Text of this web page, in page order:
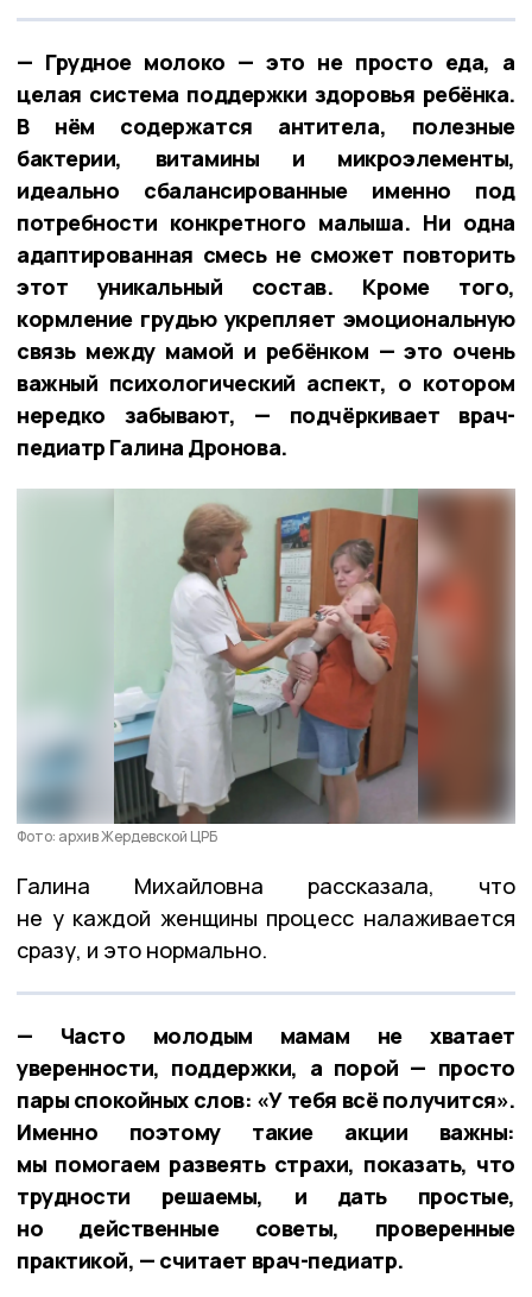
— Грудное молоко — это не просто еда, а
целая система поддержки здоровья ребёнка.
В нём содержатся антитела, полезные
бактерии, витамины и микроэлементы,
идеально сбалансированные именно под
потребности конкретного малыша. Ни одна
адаптированная смесь не сможет повторить
этот уникальный состав. Кроме того,
кормление грудью укрепляет эмоциональную
связь между мамой и ребёнком — это очень
важный психологический аспект, о котором
нередко забывают, — подчёркивает врач-
педиатр Галина Дронова.
Фото: архив Жердевской ЦРБ
Галина Михайловна рассказала, что
не у каждой женщины процесс налаживается
сразу, и это нормально.
— Часто молодым мамам не хватает
уверенности, поддержки, а порой — просто
пары спокойных слов: «У тебя всё получится».
Именно поэтому такие акции важны:
мы помогаем развеять страхи, показать, что
трудности решаемы, и дать простые,
но действенные советы, проверенные
практикой, — считает врач-педиатр.